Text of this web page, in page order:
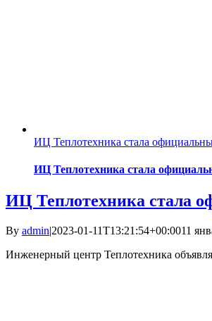
ИЦ Теплотехника стала
ИЦ Теплотехника стала
ИЦ Теплотехника
By admin|2023-01-11T13:21:54+00:0011
Инженерный центр Теплотехника